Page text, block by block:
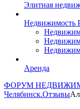
Элитная
Недвижимость
Аренда
ФОРУМ
Челябинск.Отзывы